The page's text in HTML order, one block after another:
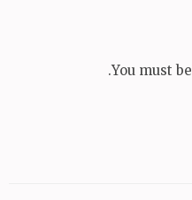
You must be